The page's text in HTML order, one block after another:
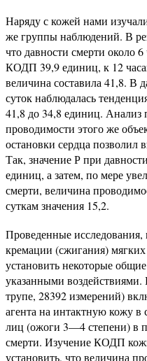
Наряду с кожей нами
же группы наблюдений. В
что давности смерти около 6
КОДП 39,9 единиц, к 12
величина составила 41,8. В
суток наблюдалась
41,8 до 34,8 единиц.
проводимости этого же
остановки сердца позволил
Так, значение Р при
единиц, а затем, по мере
смерти, величина
суткам значения 15,2.
Проведенные
кремации (сжигания)
установить некоторые
указанными
трупе, 28392 измерений)
агента на интактную кожу в
лиц (ожоги 3—4 степени) в
смерти. Изучение КОДП
установить, что величина